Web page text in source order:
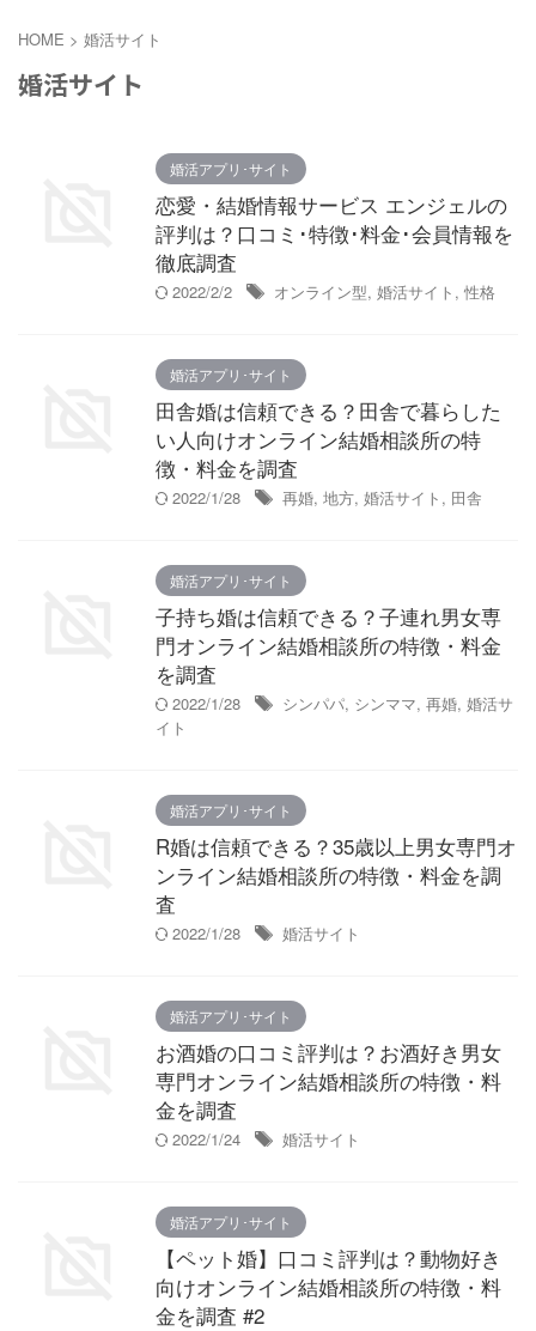
HOME > 婚活サイト
婚活サイト
婚活アプリ･サイト
恋愛・結婚情報サービス エンジェルの
評判は？口コミ･特徴･料金･会員情報を
徹底調査
2022/2/2 オンライン型, 婚活サイト , 性格
婚活アプリ･サイト
田舎婚は信頼できる？田舎で暮らした
い人向けオンライン結婚相談所の特
徴・料金を調査
2022/1/28 再婚, 地方, 婚活サイト , 田舎
婚活アプリ･サイト
子持ち婚は信頼できる？子連れ男女専
門オンライン結婚相談所の特徴・料金
を調査
2022/1/28 シンパパ, シンママ, 再婚, 婚活サ
イト
婚活アプリ･サイト
R婚は信頼できる？35歳以上男女専門オ
ンライン結婚相談所の特徴・料金を調
査
2022/1/28 婚活サイト
婚活アプリ･サイト
お酒婚の口コミ評判は？お酒好き男女
専門オンライン結婚相談所の特徴・料
金を調査
2022/1/24 婚活サイト
婚活アプリ･サイト
【ペット婚】口コミ評判は？動物好き
向けオンライン結婚相談所の特徴・料
金を調査 #2